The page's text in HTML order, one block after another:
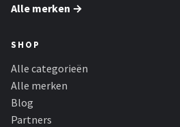
Alle merken →
SHOP
Alle categorieën
Alle merken
Blog
Partners